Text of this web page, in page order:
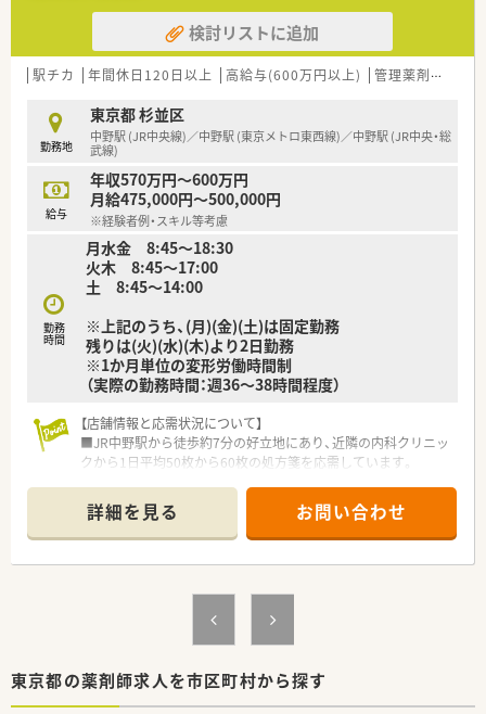
検討リストに追加
駅チカ 年間休日120日以上 高給与(600万円以上) 管理薬剤師
勤務地
東京都 杉並区
中野駅 (JR中央線)／中野駅 (東京メトロ東西線)／中野駅 (JR中央・総
武線)
給与
年収570万円～600万円
月給475,000円～500,000円
※経験者例・スキル等考慮
勤務
時間
月水金 8:45～18:30
火木 8:45～17:00
土 8:45～14:00
※上記のうち、(月)(金)(土)は固定勤務
残りは(火)(水)(木)より2日勤務
※1か月単位の変形労働時間制
（実際の勤務時間：週36～38時間程度）
【店舗情報と応需状況について】
■JR中野駅から徒歩約7分の好立地にあり、近隣の内科クリニッ
クから1日平均50枚から60枚の処方箋を応需しています。
件ほどの居宅在宅業務にも並行して注力している店舗です。
■主な応需科目は内科や呼吸器科、小児科などで、処方元との良
好な関係性により疑義照会も非常にスムーズに行える環境で
す。
【募集背景と求める人物像について】
■代表が管理薬剤師を継続する中で、代表不在時にも現場判断を
■調剤経験5年以上かつ一人薬剤師の経験をお持ちで、患者様や
詳細を見る お問い合わせ
東京都の薬剤師求人を市区町村から探す